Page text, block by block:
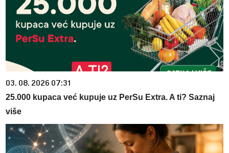
03. 08. 2026 07:31
25.000 kupaca već kupuje uz PerSu Extra. A ti? Saznaj
više